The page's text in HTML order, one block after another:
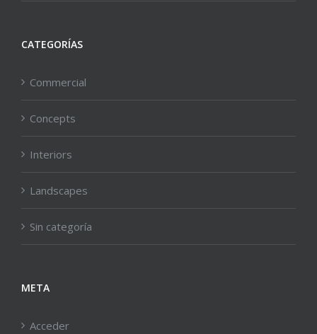
CATEGORÍAS
Commercial
Concepts
Interiors
Landscapes
Sin categoría
META
Acceder